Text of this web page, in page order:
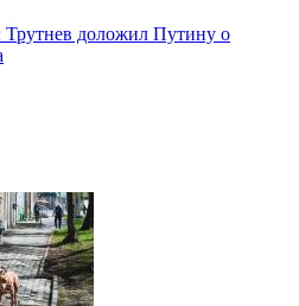
Трутнев доложил Путину о